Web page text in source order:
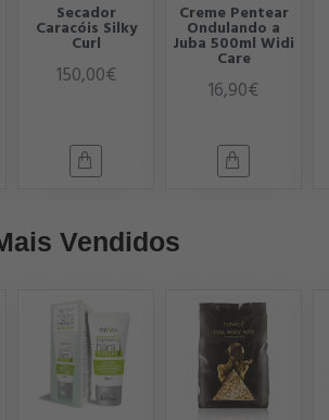
Secador
Caracóis Silky
Curl
150,00€
Creme Pentear
Ondulando a
Juba 500ml Widi
Care
16,90€
Vendidos